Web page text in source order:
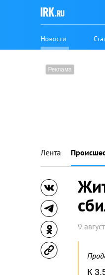
Новости
Лента
9
К